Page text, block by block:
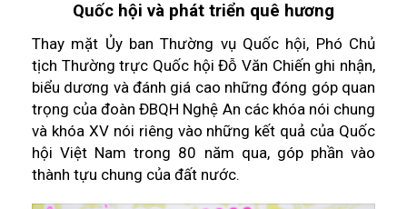
Quốc hội và phát triển quê hương
Thay mặt Ủy ban Thường vụ Quốc hội, Phó Chủ
tịch Thường trực Quốc hội Đỗ Văn Chiến ghi nhận,
biểu dương và đánh giá cao những đóng góp quan
trọng của đoàn ĐBQH Nghệ An các khóa nói chung
và khóa XV nói riêng vào những kết quả của Quốc
hội Việt Nam trong 80 năm qua, góp phần vào
thành tựu chung của đất nước.